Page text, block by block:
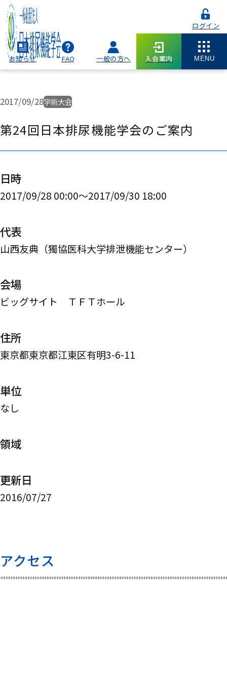
ログイン
お知らせ FAQ 一般の方へ 入会案内 MENU
2017/09/28学術大会
第24回日本排尿機能学会のご案内
日時
2017/09/28 00:00〜2017/09/30 18:00
代表
山西友典（獨協医科大学排泄機能センター）
会場
ビッグサイト ＴＦＴホール
住所
東京都東京都江東区有明3-6-11
単位
なし
領域
更新日
2016/07/27
アクセス